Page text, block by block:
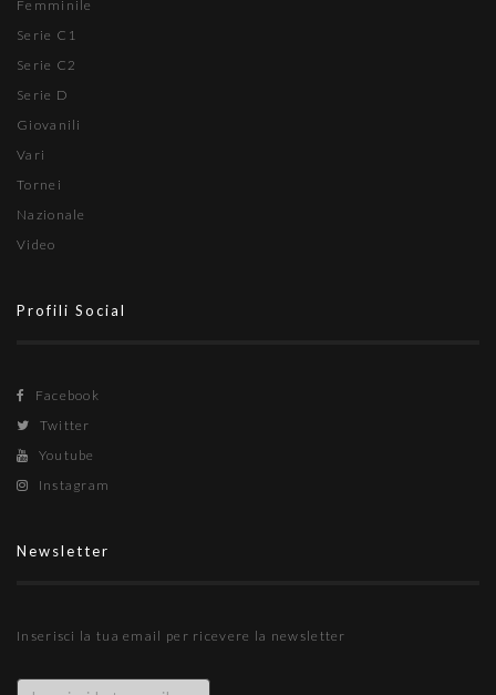
Femminile
Serie C1
Serie C2
Serie D
Giovanili
Vari
Tornei
Nazionale
Video
Profili Social
Facebook
Twitter
Youtube
Instagram
Newsletter
Inserisci la tua email per ricevere la newsletter